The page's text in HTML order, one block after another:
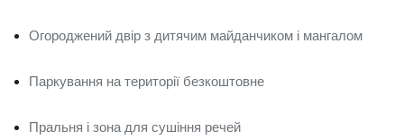
Огороджений двір з дитячим майданчиком і мангалом
Паркування на території безкоштовне
Пральня і зона для сушіння речей